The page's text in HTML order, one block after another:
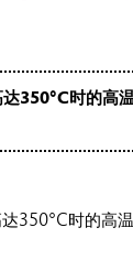
350°C时的高
350°C时的高